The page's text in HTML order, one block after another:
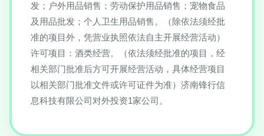
发；户外用品销售；劳动保护用品销售；宠物食品
及用品批发；个人卫生用品销售。（除依法须经批
准的项目外，凭营业执照依法自主开展经营活动）
许可项目：酒类经营。（依法须经批准的项目，经
相关部门批准后方可开展经营活动，具体经营项目
以相关部门批准文件或许可证件为准）济南锋行信
息科技有限公司对外投资1家公司。